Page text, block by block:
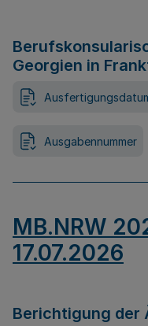
Georgien in
Ausgabennummer
MB.NRW
17.07.2026
Berichtigung der